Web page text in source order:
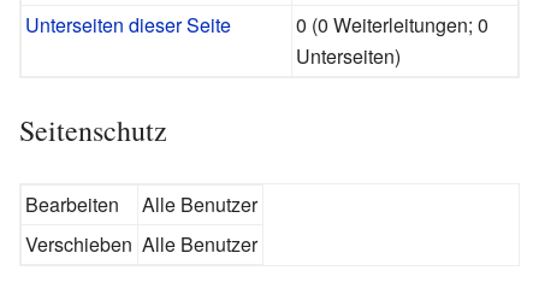
Unterseiten dieser Seite
0 (0 Weiterleitungen; 0
Unterseiten)
Seitenschutz
Bearbeiten
Alle Benutzer
Verschieben Alle Benutzer